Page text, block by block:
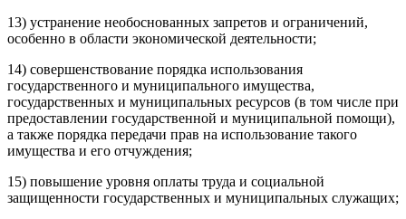
13) устранение необоснованных запретов и ограничений,
особенно в области экономической деятельности;
14) совершенствование порядка использования
государственного и муниципального имущества,
государственных и муниципальных ресурсов (в том числе при
предоставлении государственной и муниципальной помощи),
а также порядка передачи прав на использование такого
имущества и его отчуждения;
15) повышение уровня оплаты труда и социальной
защищенности государственных и муниципальных служащих;